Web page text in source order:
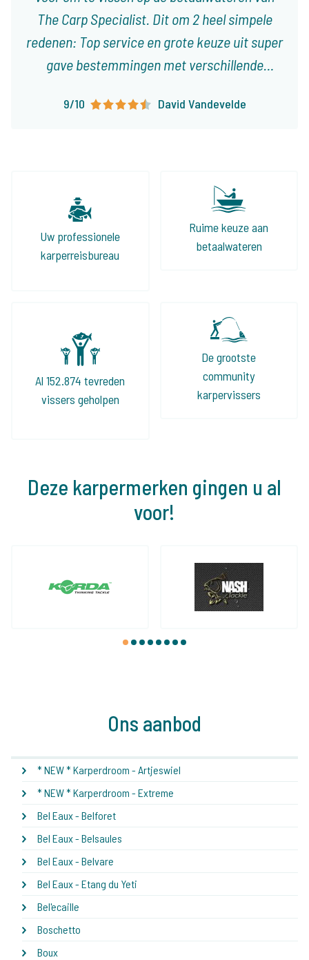
The Carp Specialist. Dit om 2 heel simpele
redenen: Top service en grote keuze uit super
gave bestemmingen met verschillende
visvakanties die op het lijf geschreven zijn!
9/10 David Vandevelde
Uw professionele
karperreisbureau
Ruime keuze aan
betaalwateren
Al 152.874 tevreden
vissers geholpen
De grootste
community
karpervissers
Deze karpermerken gingen u al
voor!
1 2 3 4 5 6 7 8
Ons aanbod
* NEW * Karperdroom - Artjeswiel
* NEW * Karperdroom - Extreme
Bel Eaux - Belforet
Bel Eaux - Belsaules
Bel Eaux - Belvare
Bel Eaux - Etang du Yeti
Bel'ecaille
Boschetto
Boux